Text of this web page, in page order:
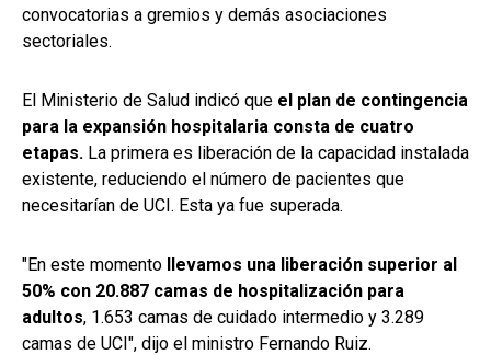
convocatorias a gremios y demás asociaciones
sectoriales.
El Ministerio de Salud indicó que el plan de contingencia
para la expansión hospitalaria consta de cuatro
etapas. La primera es liberación de la capacidad instalada
existente, reduciendo el número de pacientes que
necesitarían de UCI. Esta ya fue superada.
"En este momento llevamos una liberación superior al
50% con 20.887 camas de hospitalización para
adultos, 1.653 camas de cuidado intermedio y 3.289
camas de UCI", dijo el ministro Fernando Ruiz.